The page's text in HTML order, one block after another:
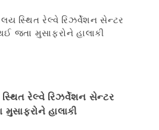
રેલ્વે રિઝર્વેશન સેન્ટર
હાલાકી